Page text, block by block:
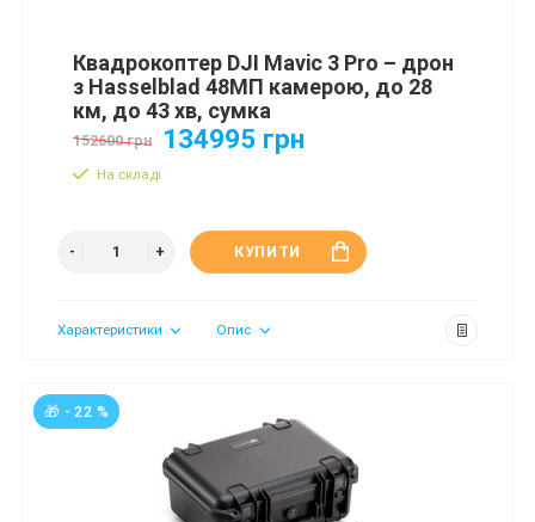
Квадрокоптер DJI Mavic 3 Pro – дрон
з Hasselblad 48МП камерою, до 28
км, до 43 хв, сумка
152600 грн 134995 грн
На складі
КУПИТИ
Характеристики Опис
🎁 - 22 %